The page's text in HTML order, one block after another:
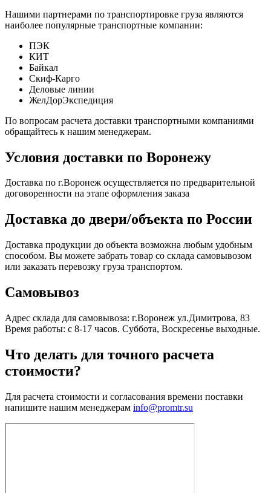
Нашими партнерами по транспортировке груза являются
наиболее популярные транспортные компании:
ПЭК
КИТ
Байкал
Скиф-Карго
Деловые линии
ЖелДорЭкспедиция
По вопросам расчета доставки транспортными компаниями
обращайтесь к нашим менеджерам.
Условия доставки по Воронежу
Доставка по г.Воронеж осуществляется по предварительной
договоренности на этапе оформления заказа
Доставка до двери/объекта по России
Доставка продукции до объекта возможна любым удобным
способом. Вы можете забрать товар со склада самовывозом
или заказать перевозку груза транспортом.
Самовывоз
Адрес склада для самовывоза: г.Воронеж ул.Димитрова, 83
Время работы: с 8-17 часов. Суббота, Воскресенье выходные.
Что делать для точного расчета
стоимости?
Для расчета стоимости и согласования времени поставки
напишите нашим менеджерам info@promtr.su